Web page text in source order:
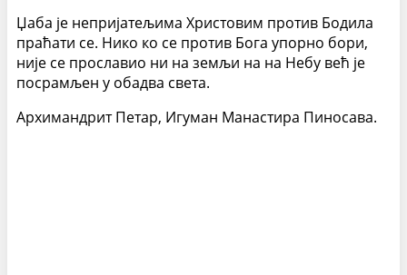
Џаба је непријатељима Христовим против Бодила
праћати се. Нико ко се против Бога упорно бори,
није се прославио ни на земљи на на Небу већ је
посрамљен у обадва света.
Архимандрит Петар, Игуман Манастира Пиносава.